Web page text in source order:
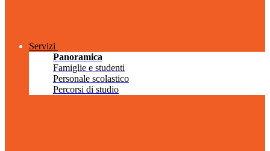
Servizi
Panoramica
Famiglie e studenti
Personale scolastico
Percorsi di studio